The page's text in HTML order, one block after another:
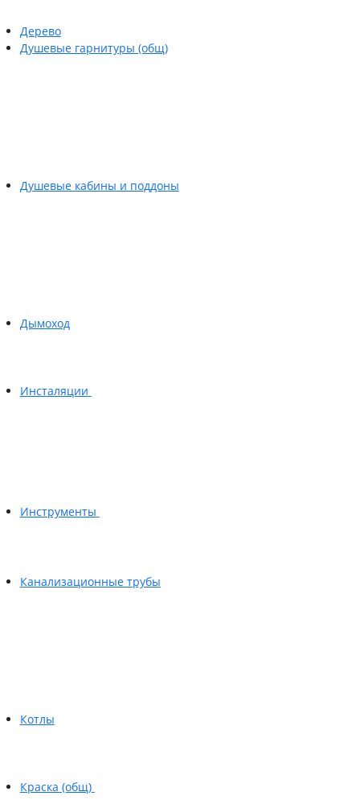
Дерево
Душевые гарнитуры (общ)
Душевые кабины и поддоны
Дымоход
Инсталяции
Инструменты
Канализационные трубы
Котлы
Краска (общ)